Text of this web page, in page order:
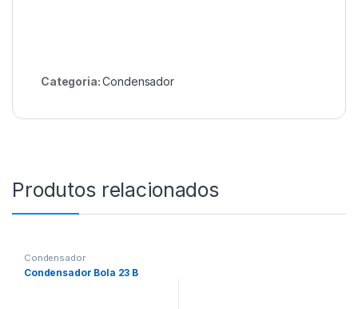
Categoria:Condensador
Produtos relacionados
Condensador
Condensador Bola 23 B